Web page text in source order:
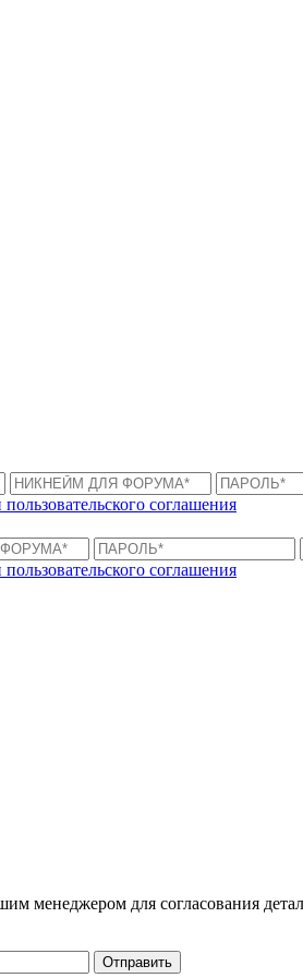
соглашения
соглашения
менеджером для согласования